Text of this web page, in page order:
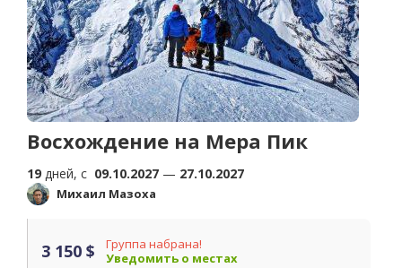
Восхождение на Мера Пик
19 дней, c 09.10.2027 — 27.10.2027
Михаил Мазоха
3 150 $
Группа набрана!
Уведомить о местах